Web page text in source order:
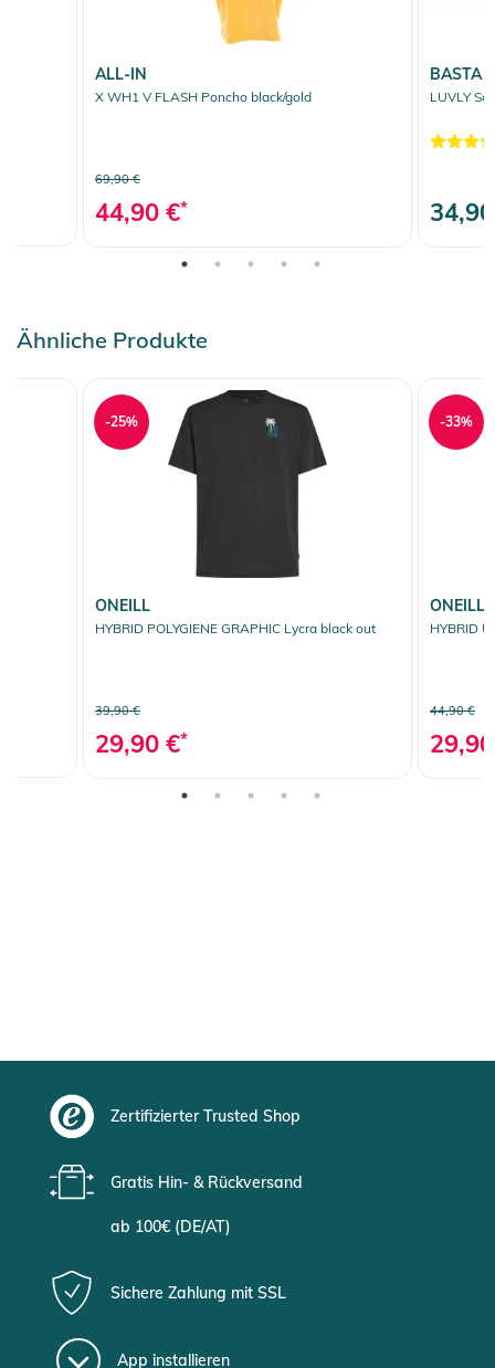
ALL-IN
X WH1 V FLASH Poncho black/gold
69,90 €
44,90 €*
BASTA
LUVLY
Ähnliche Produkte
ONEILL
HYBRID POLYGIENE GRAPHIC Lycra black out
39,90 €
29,90 €*
-25%
ONEILL
HYBRID
44,90 €
-33%
Zertifizierter Trusted Shop
Gratis Hin- & Rückversand
ab 100€ (DE/AT)
Sichere Zahlung mit SSL
App installieren